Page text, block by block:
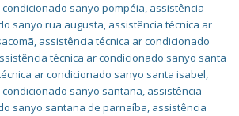
sanyo pompéia, assistência
sanyo rua augusta, assistência técnica ar
, assistência técnica ar condicionado
técnica ar condicionado sanyo santa
ar condicionado sanyo santa isabel,
sanyo santana, assistência
sanyo santana de parnaíba, assistência